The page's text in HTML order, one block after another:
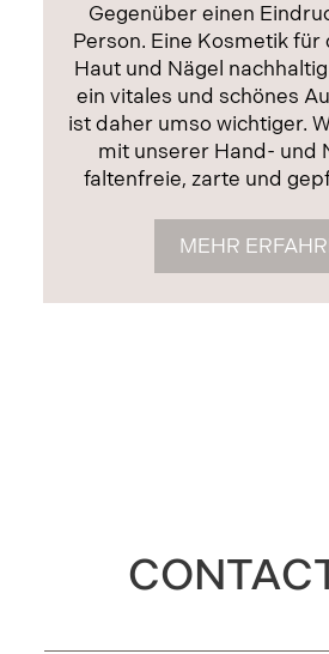
Gegenüber einen
Person. Eine Kosmetik für
Haut und Nägel
ein vitales und schönes
ist daher umso wichtiger.
mit unserer Hand- und
faltenfreie, zarte und
MEHR